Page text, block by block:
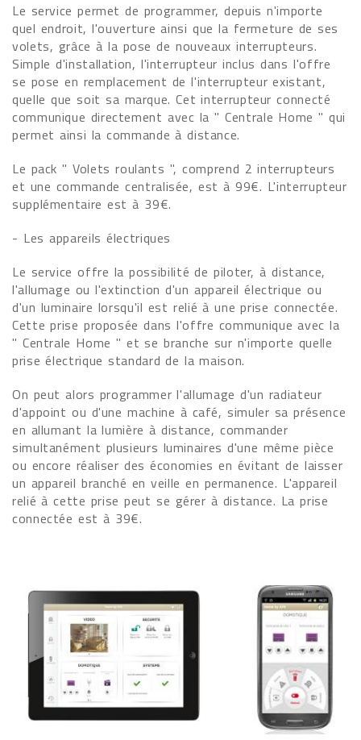
Le service permet de programmer, depuis n'importe
quel endroit, l'ouverture ainsi que la fermeture de ses
volets, grâce à la pose de nouveaux interrupteurs.
Simple d'installation, l'interrupteur inclus dans l'offre
se pose en remplacement de l'interrupteur existant,
quelle que soit sa marque. Cet interrupteur connecté
communique directement avec la " Centrale Home " qui
permet ainsi la commande à distance.
Le pack " Volets roulants ", comprend 2 interrupteurs
et une commande centralisée, est à 99€. L'interrupteur
supplémentaire est à 39€.
- Les appareils électriques
Le service offre la possibilité de piloter, à distance,
l'allumage ou l'extinction d'un appareil électrique ou
d'un luminaire lorsqu'il est relié à une prise connectée.
Cette prise proposée dans l'offre communique avec la
" Centrale Home " et se branche sur n'importe quelle
prise électrique standard de la maison.
On peut alors programmer l'allumage d'un radiateur
d'appoint ou d'une machine à café, simuler sa présence
en allumant la lumière à distance, commander
simultanément plusieurs luminaires d'une même pièce
ou encore réaliser des économies en évitant de laisser
un appareil branché en veille en permanence. L'appareil
relié à cette prise peut se gérer à distance. La prise
connectée est à 39€.